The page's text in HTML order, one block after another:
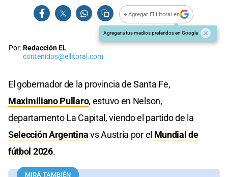
+ Agregar El Litoral en
Agregar a tus medios preferidos en Google
Por:Redacción EL
contenidos@ellitoral.com
El gobernador de la provincia de Santa Fe,
Maximiliano Pullaro, estuvo en Nelson,
departamento La Capital, viendo el partido de la
Selección Argentinavs Austria por el Mundial de
fútbol 2026.
MIRÁ TAMBIÉN